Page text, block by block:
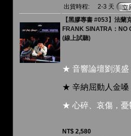
出貨時程:
2-3 天
【黑膠專書 #053】法蘭
FRANK SINATRA：NO
(線上試聽)
★ 音響論壇劉漢盛
★ 辛納屈動人金嗓
★ 心碎、哀傷，憂
NT$ 2,580